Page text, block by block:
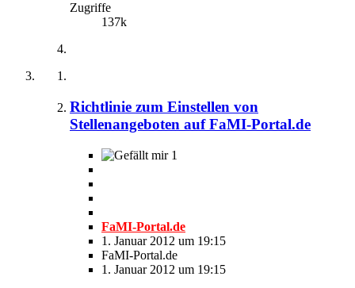
Zugriffe
137k
Richtlinie zum Einstellen von
Stellenangeboten auf FaMI-Portal.de
1
FaMI-Portal.de
1. Januar 2012 um 19:15
FaMI-Portal.de
1. Januar 2012 um 19:15